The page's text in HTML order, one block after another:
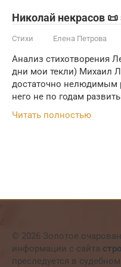
Николай некрасов 📜
Стихи Елена Петрова
Анализ стихотворения
дни мои текли) Михаил
достаточно нелюдимым
него не по годам
Читать полностью
© 2026 Золотое
информации с сайта
преследуется в